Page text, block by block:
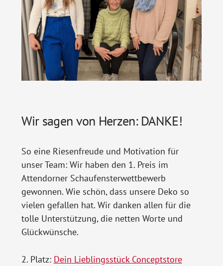
Wir sagen von Herzen: DANKE!
So eine Riesenfreude und Motivation für
unser Team: Wir haben den 1. Preis im
Attendorner Schaufensterwettbewerb
gewonnen. Wie schön, dass unsere Deko so
vielen gefallen hat. Wir danken allen für die
tolle Unterstützung, die netten Worte und
Glückwünsche.
2. Platz: Dein Lieblingsstück Conceptstore